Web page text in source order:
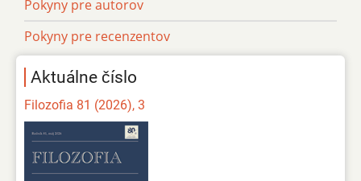
Pokyny pre autorov
Pokyny pre recenzentov
Aktuálne číslo
Filozofia 81 (2026), 3